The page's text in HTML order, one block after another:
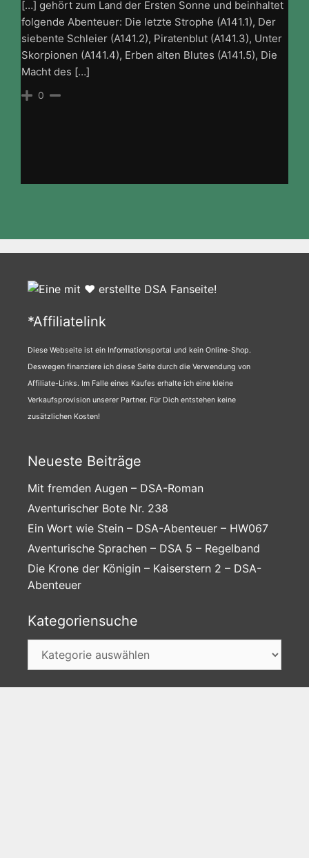
[…] gehört zum Land der Ersten Sonne und beinhaltet
folgende Abenteuer: Die letzte Strophe (A141.1), Der
siebente Schleier (A141.2), Piratenblut (A141.3), Unter
Skorpionen (A141.4), Erben alten Blutes (A141.5), Die
Macht des […]
0
*Affiliatelink
Diese Webseite ist ein Informationsportal und kein Online-Shop.
Deswegen finanziere ich diese Seite durch die Verwendung von
Affiliate-Links. Im Falle eines Kaufes erhalte ich eine kleine
Verkaufsprovision unserer Partner. Für Dich entstehen keine
zusätzlichen Kosten!
Neueste Beiträge
Mit fremden Augen – DSA-Roman
Aventurischer Bote Nr. 238
Ein Wort wie Stein – DSA-Abenteuer – HW067
Aventurische Sprachen – DSA 5 – Regelband
Die Krone der Königin – Kaiserstern 2 – DSA-
Abenteuer
Kategoriensuche